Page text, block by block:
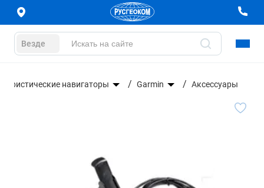
Везде
Туристические навигаторы Garmin Аксессуары